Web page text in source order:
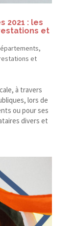
2021 : les
et
,
et
à travers
lors de
ou pour ses
divers et